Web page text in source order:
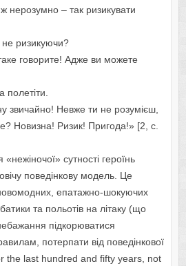
нерозумно – так ризикувати
ризикуючи?
говорите! Адже ви можете
полетіти.
звичайно! Невже ти не розумієш,
Новизна! Ризик! Пригода!» [2, с.
сутності героїнь
поведінкову модель. Це
епатажно-шокуючих
та польотів на літаку (що
підкорюватися
потерпати від поведінкової
the last hundred and fifty years, not